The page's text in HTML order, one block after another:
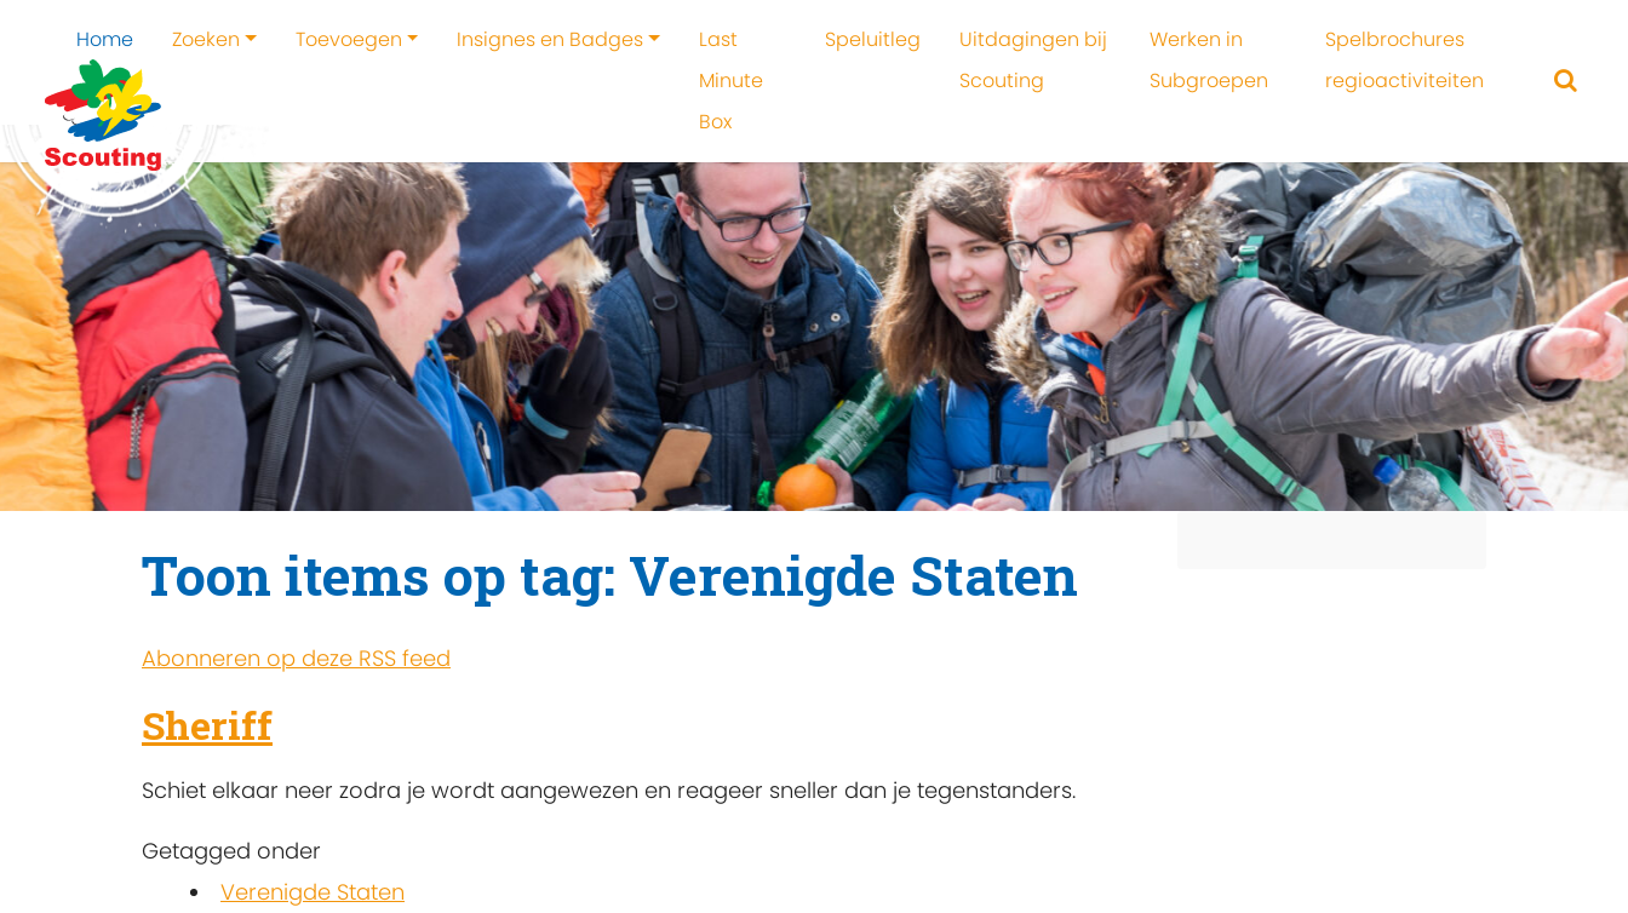
Home Zoeken Toevoegen Insignes en Badges
Last
Minute
Box
Speluitleg
Uitdagingen bij
Scouting
Werken in
Subgroepen
Spelbrochures
regioactiviteiten
Toon items op tag: Verenigde Staten
Abonneren op deze RSS feed
Sheriff
Schiet elkaar neer zodra je wordt aangewezen en reageer sneller dan je tegenstanders.
Getagged onder
Verenigde Staten